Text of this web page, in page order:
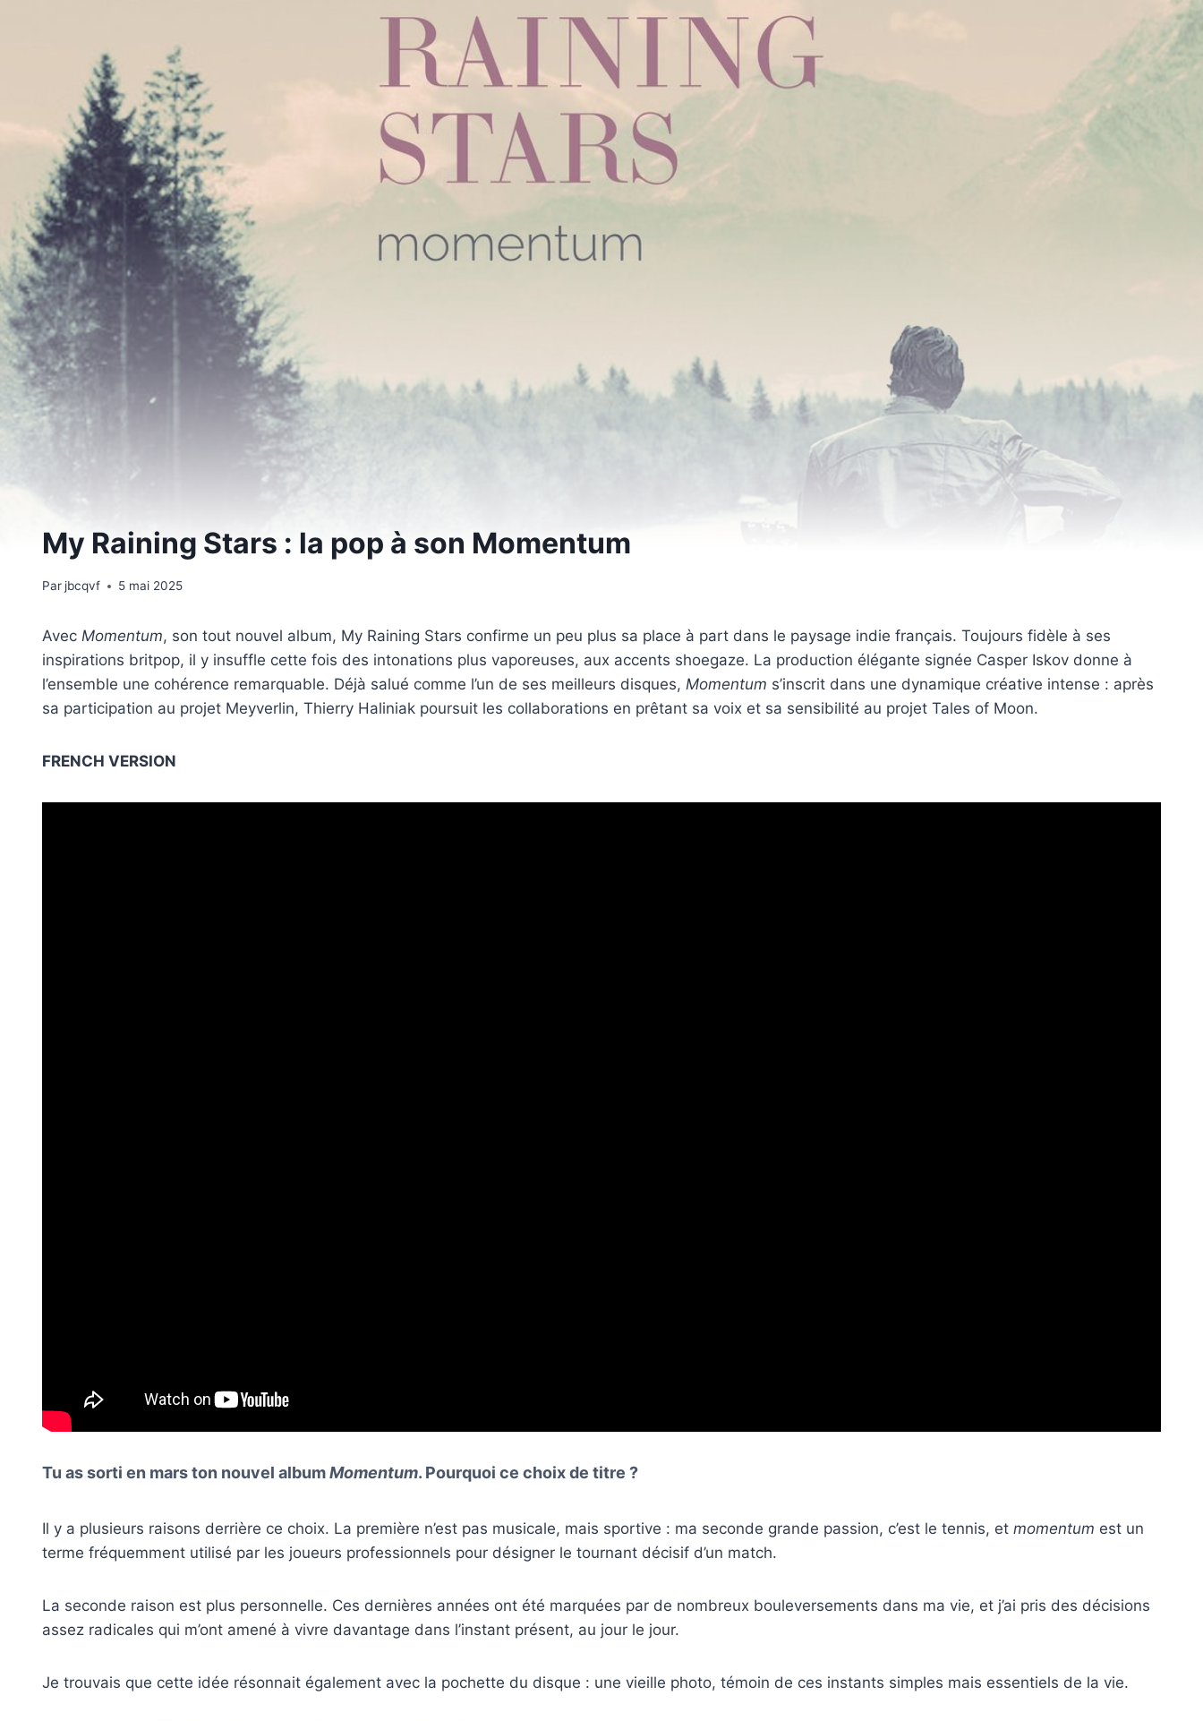
My Raining Stars : la pop à son Momentum
Par jbcqvf 5 mai 2025
Avec Momentum, son tout nouvel album, My Raining Stars confirme un peu plus sa place à part dans le paysage indie français. Toujours fidèle à ses
inspirations britpop, il y insuffle cette fois des intonations plus vaporeuses, aux accents shoegaze. La production élégante signée Casper Iskov donne à
l’ensemble une cohérence remarquable. Déjà salué comme l’un de ses meilleurs disques, Momentum s’inscrit dans une dynamique créative intense : après
sa participation au projet Meyverlin, Thierry Haliniak poursuit les collaborations en prêtant sa voix et sa sensibilité au projet Tales of Moon.
FRENCH VERSION
Tu as sorti en mars ton nouvel albumMomentum. Pourquoi ce choix de titre ?
Il y a plusieurs raisons derrière ce choix. La première n’est pas musicale, mais sportive : ma seconde grande passion, c’est le tennis, et momentum est un
terme fréquemment utilisé par les joueurs professionnels pour désigner le tournant décisif d’un match.
La seconde raison est plus personnelle. Ces dernières années ont été marquées par de nombreux bouleversements dans ma vie, et j’ai pris des décisions
assez radicales qui m’ont amené à vivre davantage dans l’instant présent, au jour le jour.
Je trouvais que cette idée résonnait également avec la pochette du disque : une vieille photo, témoin de ces instants simples mais essentiels de la vie.